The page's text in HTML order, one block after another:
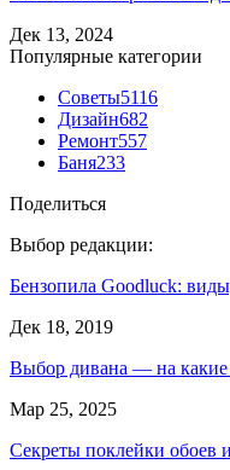
Дек 13, 2024
Популярные категории
Советы5116
Дизайн682
Ремонт557
Баня233
Поделиться
Выбор редакции:
Бензопила Goodluck:
Дек 18, 2019
Выбор дивана — на
Мар 25, 2025
Секреты поклейки обоев